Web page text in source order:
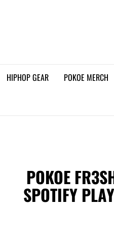
HIPHOP GEAR POKOE MERCH
POKOE
SPOTIFY